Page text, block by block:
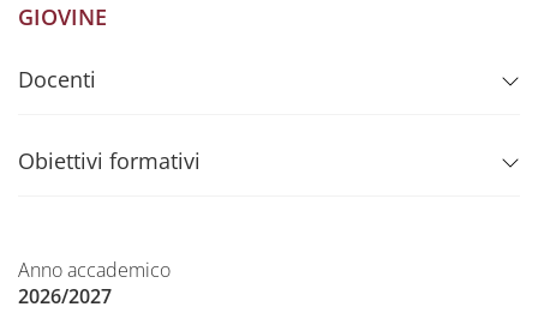
GIOVINE
Docenti
Obiettivi formativi
Anno accademico
2026/2027